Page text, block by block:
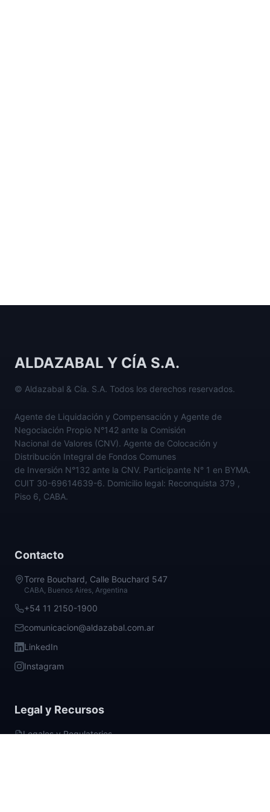
ALDAZABAL Y CÍA S.A.
© Aldazabal & Cía. S.A. Todos los derechos reservados.
Agente de Liquidación y Compensación y Agente de
Negociación Propio N°142 ante la Comisión
Nacional de Valores (CNV). Agente de Colocación y
Distribución Integral de Fondos Comunes
de Inversión N°132 ante la CNV. Participante N° 1 en BYMA.
CUIT 30-69614639-6. Domicilio legal: Reconquista 379 ,
Piso 6, CABA.
Contacto
Torre Bouchard, Calle Bouchard 547
CABA, Buenos Aires, Argentina
+54 11 2150-1900
comunicacion@aldazabal.com.ar
LinkedIn
Instagram
Legal y Recursos
Legales y Regulatorios